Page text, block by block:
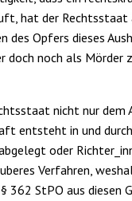
hat der Rechtsstaat
des Opfers dieses
doch noch als
nicht nur dem
entsteht in und durch
oder
Verfahren,
362 StPO aus diesen